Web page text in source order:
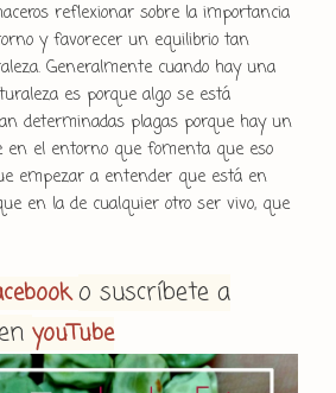
reflexionar sobre la importancia
y favorecer un equilibrio tan
Generalmente cuando hay una
es porque algo se está
determinadas plagas porque hay un
en el entorno que fomenta que eso
empezar a entender que está en
en la de cualquier otro ser vivo, que
o suscríbete a
youTube